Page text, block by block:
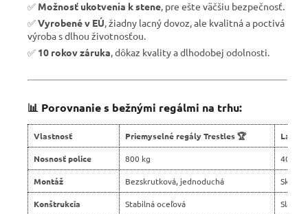
✅ Možnosť ukotvenia k stene , pre ešte väčšiu bezpečnosť.
✅Vyrobené v EÚ , žiadny lacný dovoz, ale kvalitná a poctivá
výroba s dlhou životnosťou.
✅ 10 rokov záruka , dôkaz kvality a dlhodobej odolnosti.
📊 Porovnanie s bežnými regálmi na trhu:
Vlastnosť Priemyselné regály Trestles 🏆 Lacné
Nosnosť police 800 kg 400 kg
Montáž Bezskrutková, jednoduchá
Konštrukcia Stabilná oceľová Slabší